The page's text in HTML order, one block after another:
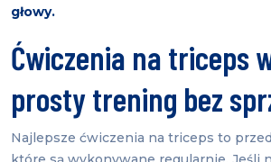
głowy.
Ćwiczenia na triceps
prosty trening bez
Najlepsze ćwiczenia na triceps to